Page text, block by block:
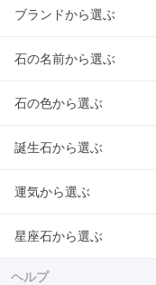
ブランドから選ぶ
石の名前から選ぶ
石の色から選ぶ
誕生石から選ぶ
運気から選ぶ
星座石から選ぶ
ヘルプ